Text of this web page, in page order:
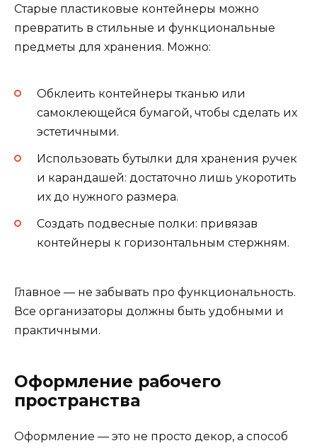
Старые пластиковые контейнеры можно
превратить в стильные и функциональные
предметы для хранения. Можно:
Обклеить контейнеры тканью или
самоклеющейся бумагой, чтобы сделать их
эстетичными.
Использовать бутылки для хранения ручек
и карандашей: достаточно лишь укоротить
их до нужного размера.
Создать подвесные полки: привязав
контейнеры к горизонтальным стержням.
Главное — не забывать про функциональность.
Все организаторы должны быть удобными и
практичными.
Оформление рабочего
пространства
Оформление — это не просто декор, а способ